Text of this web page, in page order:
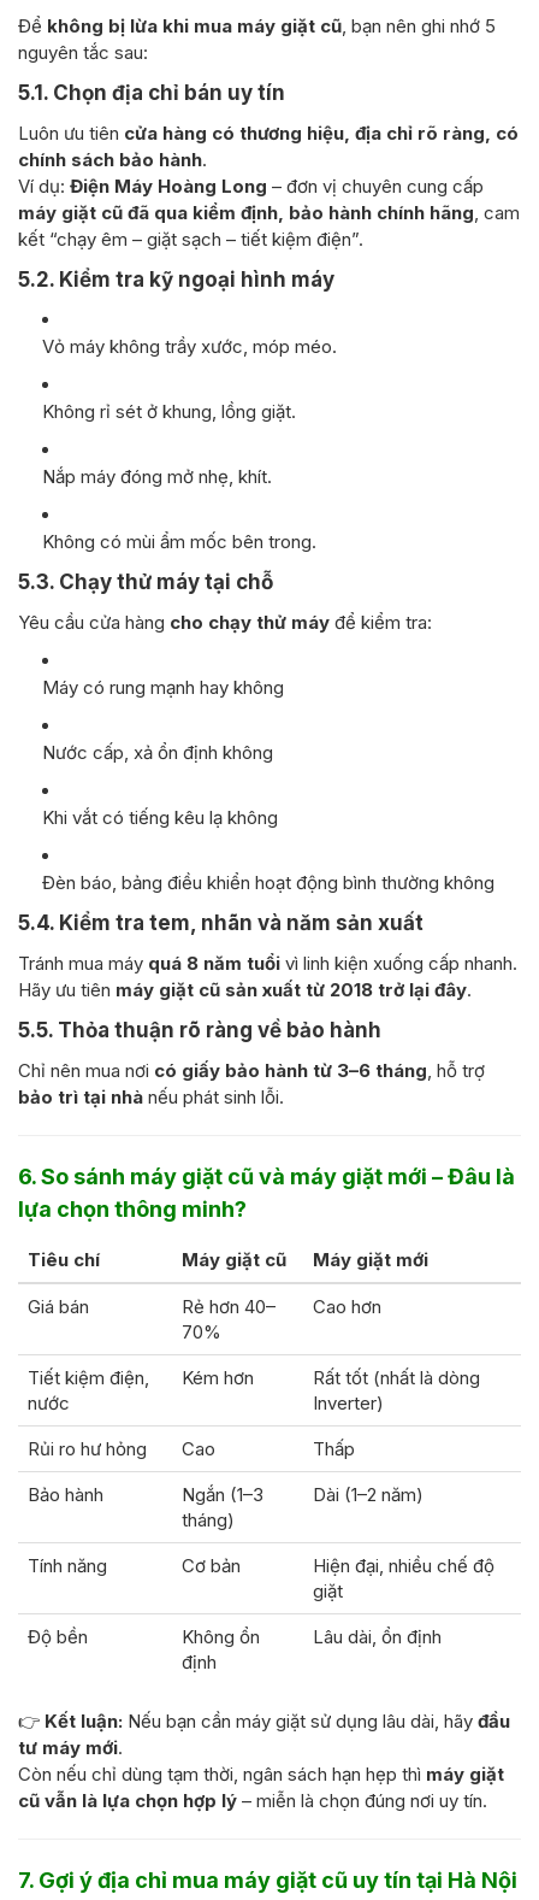
Để không bị lừa khi mua máy giặt cũ, bạn nên ghi nhớ 5
nguyên tắc sau:
5.1. Chọn địa chỉ bán uy tín
Luôn ưu tiên cửa hàng có thương hiệu, địa chỉ rõ ràng, có
chính sách bảo hành.
Ví dụ: Điện Máy Hoàng Long – đơn vị chuyên cung cấp
máy giặt cũ đã qua kiểm định, bảo hành chính hãng, cam
kết “chạy êm – giặt sạch – tiết kiệm điện”.
5.2. Kiểm tra kỹ ngoại hình máy
Vỏ máy không trầy xước, móp méo.
Không rỉ sét ở khung, lồng giặt.
Nắp máy đóng mở nhẹ, khít.
Không có mùi ẩm mốc bên trong.
5.3. Chạy thử máy tại chỗ
Yêu cầu cửa hàng cho chạy thử máy để kiểm tra:
Máy có rung mạnh hay không
Nước cấp, xả ổn định không
Khi vắt có tiếng kêu lạ không
Đèn báo, bảng điều khiển hoạt động bình thường không
5.4. Kiểm tra tem, nhãn và năm sản xuất
Tránh mua máy quá 8 năm tuổi vì linh kiện xuống cấp nhanh.
Hãy ưu tiên máy giặt cũ sản xuất từ 2018 trở lại đây.
5.5. Thỏa thuận rõ ràng về bảo hành
Chỉ nên mua nơi có giấy bảo hành từ 3–6 tháng, hỗ trợ
bảo trì tại nhà nếu phát sinh lỗi.
6. So sánh máy giặt cũ và máy giặt mới – Đâu là
lựa chọn thông minh?
Tiêu chí Máy giặt cũ Máy giặt mới
Giá bán
Rẻ hơn 40–
70%
Cao hơn
Tiết kiệm điện,
nước
Kém hơn
Rất tốt (nhất là dòng
Inverter)
Rủi ro hư hỏng
Cao
Thấp
Bảo hành
Ngắn (1–3
tháng)
Dài (1–2 năm)
Tính năng Cơ bản
Hiện đại, nhiều chế độ
giặt
Độ bền
Không ổn
định
Lâu dài, ổn định
👉 Kết luận: Nếu bạn cần máy giặt sử dụng lâu dài, hãy đầu
tư máy mới.
Còn nếu chỉ dùng tạm thời, ngân sách hạn hẹp thì máy giặt
cũ vẫn là lựa chọn hợp lý – miễn là chọn đúng nơi uy tín.
7. Gợi ý địa chỉ mua máy giặt cũ uy tín tại Hà Nội